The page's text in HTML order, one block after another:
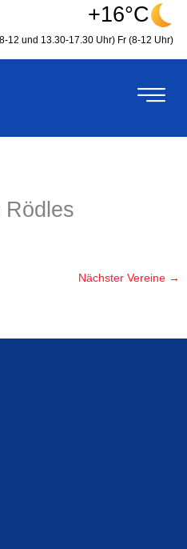
+16°C
12 und 13.30-17.30 Uhr) Fr (8-12 Uhr)
Rödles
Nächster Vereine →